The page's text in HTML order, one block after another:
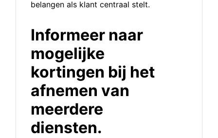
belangen als klant centraal stelt.
Informeer naar
mogelijke
kortingen bij het
afnemen van
meerdere
diensten.